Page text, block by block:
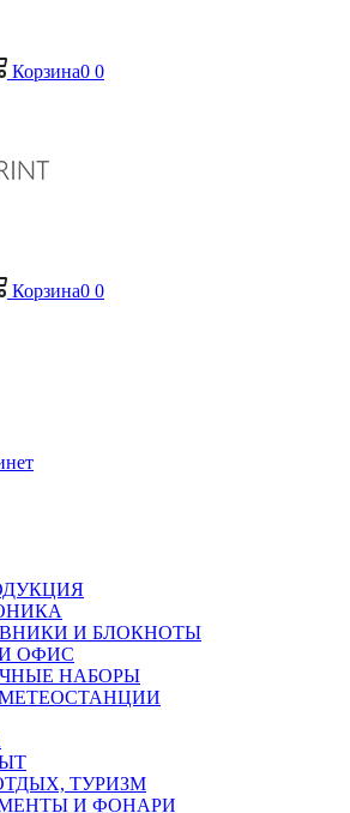
Корзина0 0
Корзина0 0
И БЛОКНОТЫ
ОФИС
НАБОРЫ
ТУРИЗМ
И ФОНАРИ